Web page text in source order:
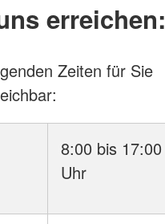
erreichen:
Zeiten für Sie
8:00 bis 17:00
Uhr